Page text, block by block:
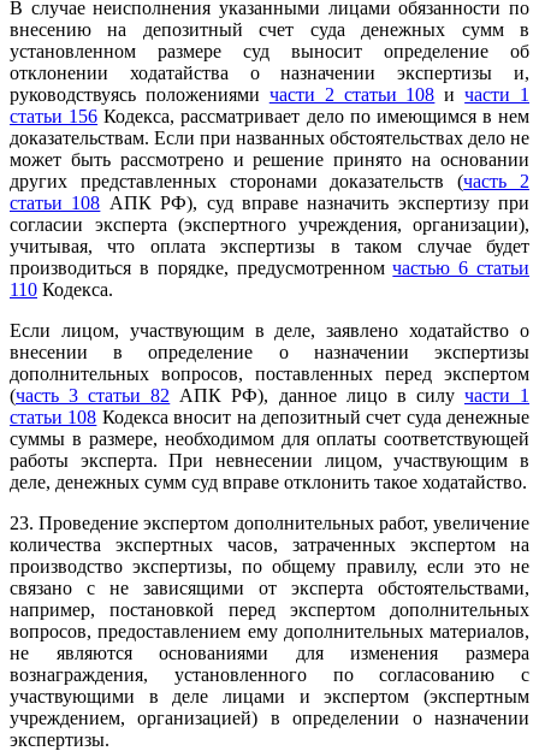
В случае неисполнения указанными лицами обязанности по
внесению на депозитный счет суда денежных сумм в
установленном размере суд выносит определение об
отклонении ходатайства о назначении экспертизы и,
руководствуясь положениями части 2 статьи 108 ичасти 1
статьи 156 Кодекса, рассматривает дело по имеющимся в нем
доказательствам. Если при названных обстоятельствах дело не
может быть рассмотрено и решение принято на основании
других представленных сторонами доказательств (часть 2
статьи 108 АПК РФ), суд вправе назначить экспертизу при
согласии эксперта (экспертного учреждения, организации),
учитывая, что оплата экспертизы в таком случае будет
производиться в порядке, предусмотренномчастью 6 статьи
110 Кодекса.
Если лицом, участвующим в деле, заявлено ходатайство о
внесении в определение о назначении экспертизы
дополнительных вопросов, поставленных перед экспертом
(часть 3 статьи 82 АПК РФ), данное лицо в силу части 1
статьи 108 Кодекса вносит на депозитный счет суда денежные
суммы в размере, необходимом для оплаты соответствующей
работы эксперта. При невнесении лицом, участвующим в
деле, денежных сумм суд вправе отклонить такое ходатайство.
23. Проведение экспертом дополнительных работ, увеличение
количества экспертных часов, затраченных экспертом на
производство экспертизы, по общему правилу, если это не
связано с не зависящими от эксперта обстоятельствами,
например, постановкой перед экспертом дополнительных
вопросов, предоставлением ему дополнительных материалов,
не являются основаниями для изменения размера
вознаграждения, установленного по согласованию с
участвующими в деле лицами и экспертом (экспертным
учреждением, организацией) в определении о назначении
экспертизы.